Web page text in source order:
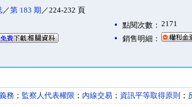
／第 183 期 ／224-232 頁
點閱次數： 2171
銷售明細：
務 ； 監察人代表權限 ； 內線交易 ； 資訊平等取得原則 ；